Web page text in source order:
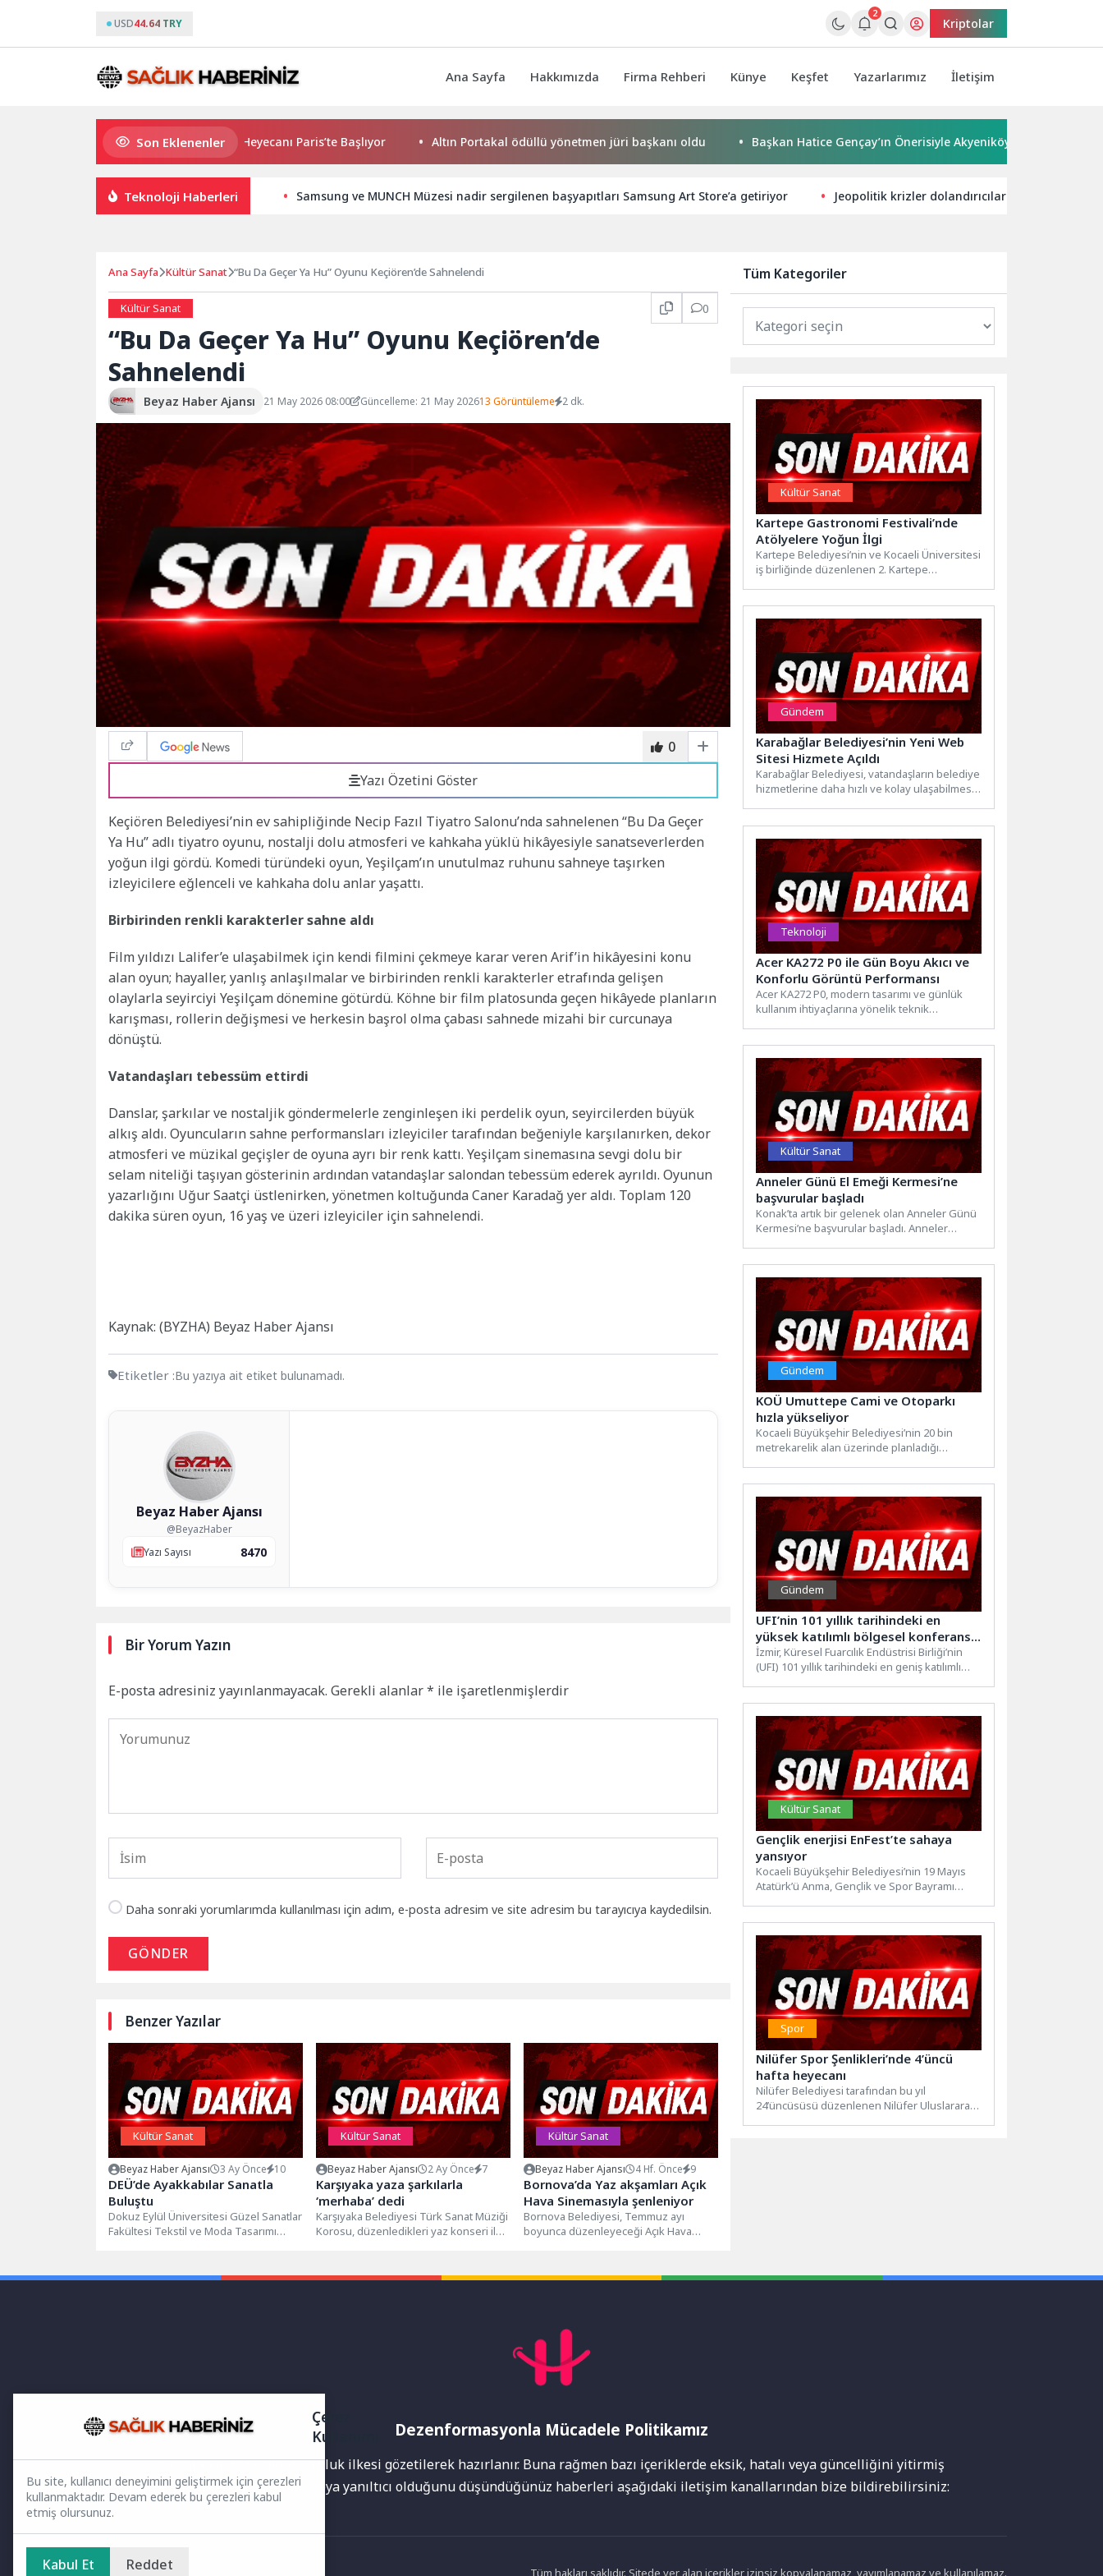
USD44.64 TRY
2
Kriptolar
Ana Sayfa Hakkımızda Firma Rehberi Künye Keşfet Yazarlarımız İletişim
Son Eklenenler
2026 PUBG Mobile World Cup Heyecanı Paris’te Başlıyor Altın Portakal ödüllü yönetmen jüri başkanı oldu Başkan Hatice Gençay’ın Önerisiyle Akyeniköy Düğün Salonu Yıl
Teknoloji Haberleri Samsung ve MUNCH Müzesi nadir sergilenen başyapıtları Samsung Art Store’a getiriyor Jeopolitik krizler dolandırıcıların iştahını
Ana Sayfa Kültür Sanat “Bu Da Geçer Ya Hu” Oyunu Keçiören’de Sahnelendi
Kültür Sanat 0
“Bu Da Geçer Ya Hu” Oyunu Keçiören’de
Sahnelendi
Beyaz Haber Ajansı 21 May 2026 08:00 Güncelleme: 21 May 202613 Görüntüleme 2 dk.
0
Yazı Özetini Göster
Keçiören Belediyesi’nin ev sahipliğinde Necip Fazıl Tiyatro Salonu’nda sahnelenen “Bu Da Geçer
Ya Hu” adlı tiyatro oyunu, nostalji dolu atmosferi ve kahkaha yüklü hikâyesiyle sanatseverlerden
yoğun ilgi gördü. Komedi türündeki oyun, Yeşilçam’ın unutulmaz ruhunu sahneye taşırken
izleyicilere eğlenceli ve kahkaha dolu anlar yaşattı.
Birbirinden renkli karakterler sahne aldı
Film yıldızı Lalifer’e ulaşabilmek için kendi filmini çekmeye karar veren Arif’in hikâyesini konu
alan oyun; hayaller, yanlış anlaşılmalar ve birbirinden renkli karakterler etrafında gelişen
olaylarla seyirciyi Yeşilçam dönemine götürdü. Köhne bir film platosunda geçen hikâyede planların
karışması, rollerin değişmesi ve herkesin başrol olma çabası sahnede mizahi bir curcunaya
dönüştü.
Vatandaşları tebessüm ettirdi
Danslar, şarkılar ve nostaljik göndermelerle zenginleşen iki perdelik oyun, seyircilerden büyük
alkış aldı. Oyuncuların sahne performansları izleyiciler tarafından beğeniyle karşılanırken, dekor
atmosferi ve müzikal geçişler de oyuna ayrı bir renk kattı. Yeşilçam sinemasına sevgi dolu bir
selam niteliği taşıyan gösterinin ardından vatandaşlar salondan tebessüm ederek ayrıldı. Oyunun
yazarlığını Uğur Saatçi üstlenirken, yönetmen koltuğunda Caner Karadağ yer aldı. Toplam 120
dakika süren oyun, 16 yaş ve üzeri izleyiciler için sahnelendi.
Kaynak: (BYZHA) Beyaz Haber Ajansı
Etiketler :Bu yazıya ait etiket bulunamadı.
Beyaz Haber Ajansı
@BeyazHaber
Yazı Sayısı
8470
Bir Yorum Yazın
E-posta adresiniz yayınlanmayacak. Gerekli alanlar* ile işaretlenmişlerdir
Daha sonraki yorumlarımda kullanılması için adım, e-posta adresim ve site adresim bu tarayıcıya kaydedilsin.
GÖNDER
Benzer Yazılar
Kültür Sanat
Beyaz Haber Ajansı 3 Ay Önce 10
DEÜ’de Ayakkabılar Sanatla
Buluştu
Dokuz Eylül Üniversitesi Güzel Sanatlar
Fakültesi Tekstil ve Moda Tasarımı
Kültür Sanat
Beyaz Haber Ajansı 2 Ay Önce 7
Karşıyaka yaza şarkılarla
‘merhaba’ dedi
Karşıyaka Belediyesi Türk Sanat Müziği
Korosu, düzenledikleri yaz konseri ile
Kültür Sanat
Beyaz Haber Ajansı 4 Hf. Önce 9
Bornova’da Yaz akşamları Açık
Hava Sinemasıyla şenleniyor
Bornova Belediyesi, Temmuz ayı
boyunca düzenleyeceği Açık Hava
Tüm Kategoriler
Kültür Sanat
Kartepe Gastronomi Festivali’nde
Atölyelere Yoğun İlgi
Kartepe Belediyesi’nin ve Kocaeli Üniversitesi
iş birliğinde düzenlenen 2. Kartepe
Gündem
Karabağlar Belediyesi’nin Yeni Web
Sitesi Hizmete Açıldı
Karabağlar Belediyesi, vatandaşların belediye
hizmetlerine daha hızlı ve kolay ulaşabilmesi
Teknoloji
Acer KA272 P0 ile Gün Boyu Akıcı ve
Konforlu Görüntü Performansı
Acer KA272 P0, modern tasarımı ve günlük
kullanım ihtiyaçlarına yönelik teknik
Kültür Sanat
Anneler Günü El Emeği Kermesi’ne
başvurular başladı
Konak’ta artık bir gelenek olan Anneler Günü
Kermesi’ne başvurular başladı. Anneler
Gündem
KOÜ Umuttepe Cami ve Otoparkı
hızla yükseliyor
Kocaeli Büyükşehir Belediyesi’nin 20 bin
metrekarelik alan üzerinde planladığı
Gündem
UFI’nin 101 yıllık tarihindeki en
yüksek katılımlı bölgesel konferans
oldu
İzmir, Küresel Fuarcılık Endüstrisi Birliği’nin
(UFI) 101 yıllık tarihindeki en geniş katılımlı
Kültür Sanat
Gençlik enerjisi EnFest’te sahaya
yansıyor
Kocaeli Büyükşehir Belediyesi’nin 19 Mayıs
Atatürk’ü Anma, Gençlik ve Spor Bayramı
Spor
Nilüfer Spor Şenlikleri’nde 4’üncü
hafta heyecanı
Nilüfer Belediyesi tarafından bu yıl
24’üncüsüsü düzenlenen Nilüfer Uluslararası
Dezenformasyonla Mücadele Politikamız
Yayınlanan haberler doğruluk ilkesi gözetilerek hazırlanır. Buna rağmen bazı içeriklerde eksik, hatalı veya güncelliğini yitirmiş
bilgiler bulunabilir.Yanlış veya yanıltıcı olduğunu düşündüğünüz haberleri aşağıdaki iletişim kanallarından bize bildirebilirsiniz:
Ana Sayfa Tüm hakları saklıdır. Sitede yer alan içerikler izinsiz kopyalanamaz, yayımlanamaz ve kullanılamaz.
Çerez
Kullanımı
Bu site, kullanıcı deneyimini geliştirmek için çerezleri
kullanmaktadır. Devam ederek bu çerezleri kabul
etmiş olursunuz.
Kabul Et Reddet